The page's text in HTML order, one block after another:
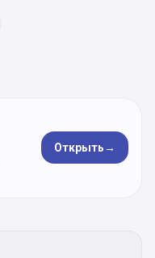
Открыть→